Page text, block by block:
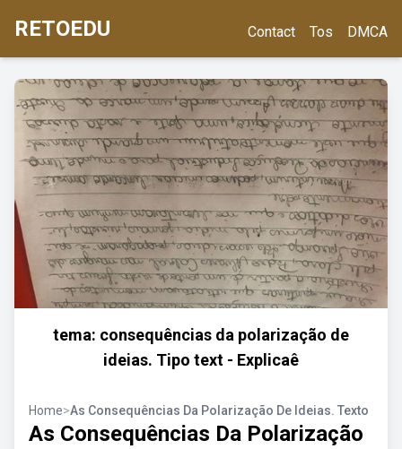
RETOEDU Contact Tos DMCA
tema: consequências da polarização de
ideias. Tipo text - Explicaê
Home>As Consequências Da Polarização De Ideias. Texto
As Consequências Da Polarização